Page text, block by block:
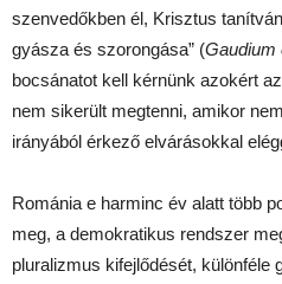
szenvedőkben él, Krisztus
gyásza és szorongása” (Gaudium
bocsánatot kell kérnünk azokért
nem sikerült megtenni, amikor
irányából érkező elvárásokkal
Románia e harminc év alatt több
meg, a demokratikus rendszer
pluralizmus kifejlődését, különféle